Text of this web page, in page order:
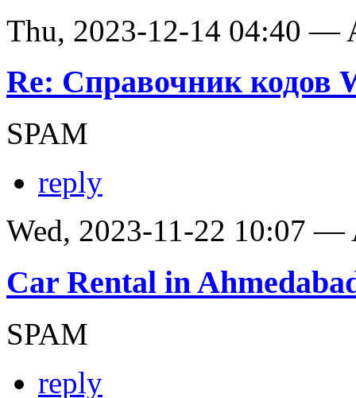
Thu, 2023-12-14 04:40 —
Re: Справочник кодов
SPAM
reply
Wed, 2023-11-22 10:07 —
Car Rental in
SPAM
reply